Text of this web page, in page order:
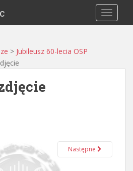
> Jubileusz 60-lecia OSP
Następne